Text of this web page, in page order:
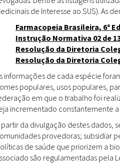
de Interesse ao SUS). As
Farmacopeia Brasileira, 6ª
Instrução Normativa 02 de
Resolução da Diretoria
Resolução da Diretoria
informações de cada espécie
populares, usos populares,
em que o trabalho foi
incrementado constantemente a
partir da divulgação destes dados,
provedoras; subsidiar
de saúde que priorizem a
são regulamentadas pela